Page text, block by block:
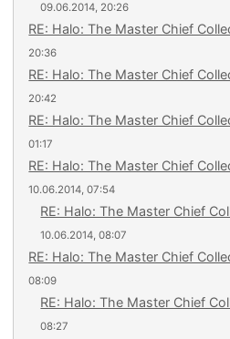
09.06.2014, 20:26
RE: Halo: The Master Chief
20:36
RE: Halo: The Master Chief
20:42
RE: Halo: The Master Chief
01:17
RE: Halo: The Master Chief
10.06.2014, 07:54
RE: Halo: The Master Chief
10.06.2014, 08:07
RE: Halo: The Master Chief
08:09
RE: Halo: The Master Chief
08:27